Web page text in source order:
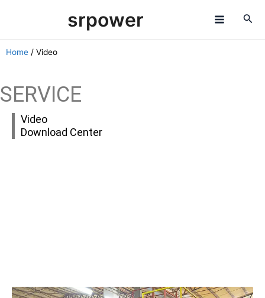
srpower
Home / Video
SERVICE
Video
Download Center